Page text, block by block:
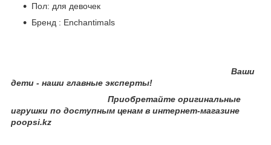
Пол: для девочек
Бренд : Enchantimals
Ваши
дети - наши главные эксперты!
Приобретайте оригинальные
игрушки по доступным ценам в интернет-магазине
poopsi.kz